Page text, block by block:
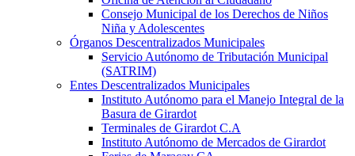
Consejo Municipal de los Derechos de Niños
Niña y Adolescentes
Órganos Descentralizados Municipales
Servicio Autónomo de Tributación Municipal
(SATRIM)
Entes Descentralizados Municipales
Instituto Autónomo para el Manejo Integral de la
Basura de Girardot
Terminales de Girardot C.A
Instituto Autónomo de Mercados de Girardot